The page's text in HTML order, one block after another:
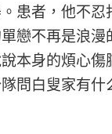
患者，他不
戀不再是浪漫
本身的煩心
問白叟家有什